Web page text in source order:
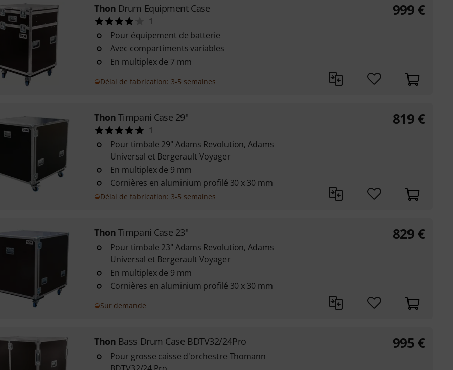
Thon Drum Equipment Case
1
Pour équipement de batterie
Avec compartiments variables
En multiplex de 7 mm
Délai de fabrication: 3-5 semaines
999 €
Thon Timpani Case 29"
1
Pour timbale 29" Adams Revolution, Adams
Universal et Bergerault Voyager
En multiplex de 9 mm
Cornières en aluminium profilé 30 x 30 mm
Délai de fabrication: 3-5 semaines
819 €
Thon Timpani Case 23"
Pour timbale 23" Adams Revolution, Adams
Universal et Bergerault Voyager
En multiplex de 9 mm
Cornières en aluminium profilé 30 x 30 mm
Sur demande
829 €
Thon Bass Drum Case BDTV32/24Pro
Pour grosse caisse d'orchestre Thomann
995 €